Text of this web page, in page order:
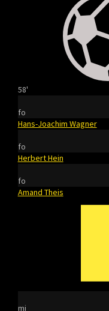
58'
fo
Hans-Joachim Wagner
fo
Herbert Hein
fo
Amand Theis
mi